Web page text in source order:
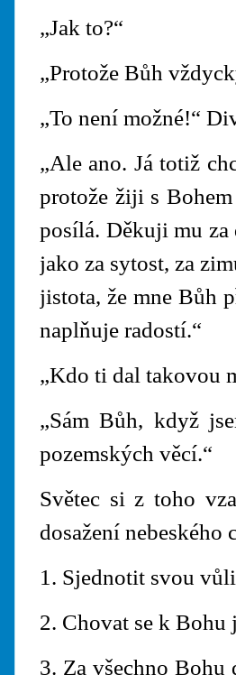
„Jak to?“
„Protože Bůh
„To není možné!“
„Ale ano. Já totiž
protože žiji s
posílá. Děkuji mu za
jako za sytost, za
jistota, že mne Bůh
naplňuje radostí.“
„Kdo ti dal takovou
„Sám Bůh, když
pozemských věcí.“
Světec si z toho
dosažení nebeského
1. Sjednotit svou
2. Chovat se k
3. Za všechno Bohu